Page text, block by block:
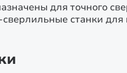
для точного
станки для